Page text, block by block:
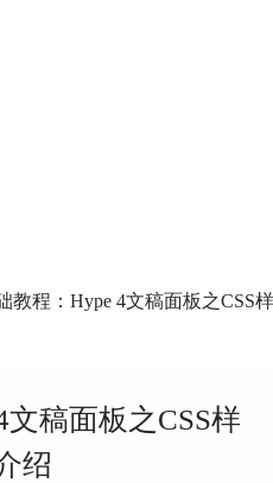
教程：Hype 4文稿面板之CSS
稿面板之CSS样
绍